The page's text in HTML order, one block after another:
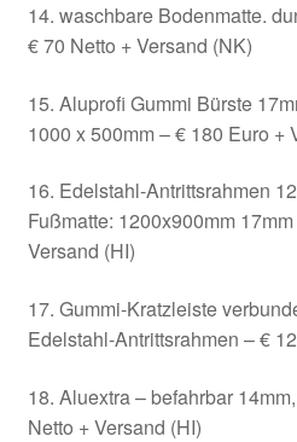
14. waschbare Bodenmatte.
€ 70 Netto + Versand (NK)
15. Aluprofi Gummi Bürste
1000 x 500mm – € 180 Euro +
16. Edelstahl-Antrittsrahmen
Fußmatte: 1200x900mm
Versand (HI)
17. Gummi-Kratzleiste
Edelstahl-Antrittsrahmen – €
18. Aluextra – befahrbar
Netto + Versand (HI)